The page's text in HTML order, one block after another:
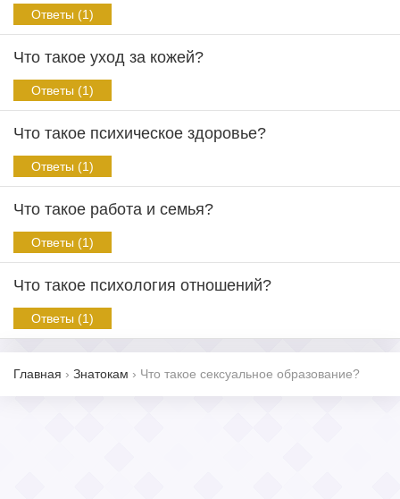
Ответы (1)
Что такое уход за кожей?
Ответы (1)
Что такое психическое здоровье?
Ответы (1)
Что такое работа и семья?
Ответы (1)
Что такое психология отношений?
Ответы (1)
Главная › Знатокам › Что такое сексуальное образование?